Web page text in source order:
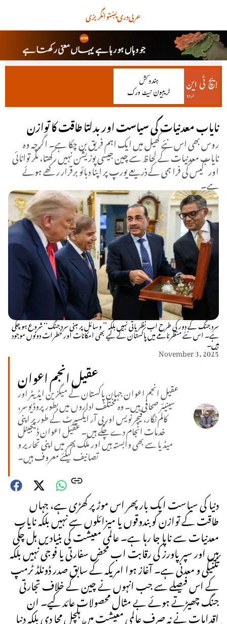
انگریزیپښتودریعربی
نایاب معدنیات کی سیاست اور بدلتا طاقت کا توازن
روس بھی اس نئے کھیل میں ایک اہم فریق بن چکا ہے۔ اگرچہ وہ
نایاب معدنیات کے لحاظ سے چین جیسی پوزیشن نہیں رکھتا، مگر توانائی
اور گیس کی فرا ہمی کے ذریعے یورپ پر اپنا دبائو برقرار رکھے ہوئے
ہے۔
سرد جنگ کے دور کی طرح اب نظریاتی نہیں بلکہ ’’ وسائل پر مبنی سرد جنگ‘‘ شروع ہو چکی
ہے۔ اس نئے منظرنامے میں پاکستان کے لیے بھی امکانات اور خطرات دونوں موجود
ہیں۔
November 3, 2025
عقیل انجم اعوان
عقیل انجم اعوان جہان پاکستان کے میگزین ایڈیٹر اور
سینیئر صحافی ہیں۔ وہ مختلف اداروں میں بطور پروڈیوسر،
کالم نگار، فیچر نویس اور پی آر ایکسپرٹ کے طور پر اپنی
خدمات انجام دے چکے ہیں۔ عقیل اعوان ڈیجیٹل
میڈیا سے بھی وابستہ ہیں اور ملک بھر میں اپنی تحاریر و
تصانیف کیلئے معروف ہیں۔
دنیا کی سیاست ایک بار پھر اس موڑ پر کھڑی ہے، جہاں
طاقت کے توازن کو بندوقوں یا میزائلوں سے نہیں بلکہ نایاب
معدنیات سے ناپا جا رہا ہے۔ عالمی معیشت کی بنیادیں ہل چکی
ہیں اور سپر پاورز کی رقابت اب محض سفارتی یا فوجی نہیں بلکہ
تکنیکی و معدنی ہے۔ آغاز ہوا امریکہ کے سابق صدر ڈونلڈ ٹرمپ
کے اس فیصلے سے جب انہوں نے چین کے خلاف تجارتی
جنگ چھیڑتے ہوئے بے مثال محصولات عائد کیے۔ ان
اقدامات نے نہ صرف عالمی معیشت میں ہلچل مچا دی بلکہ دنیا